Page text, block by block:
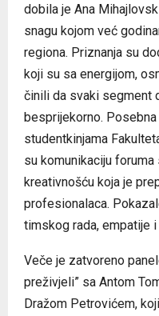
dobila je Ana
snagu kojom već
regiona. Priznanja su
koji su sa energijom,
činili da svaki segment
besprijekorno. Posebna
studentkinjama
su komunikaciju
kreativnošću koja je
profesionalaca.
timskog rada, empatije
Veče je zatvoreno
preživjeli” sa Antom
Dražom Petrovićem,